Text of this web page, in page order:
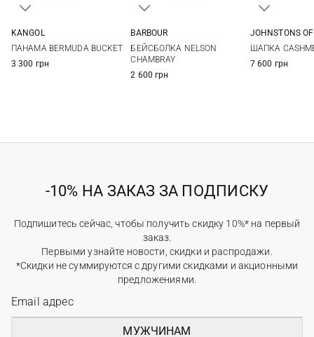
KANGOL
ПАНАМА BERMUDA BUCKET
3 300 грн
BARBOUR
БЕЙСБОЛКА NELSON
CHAMBRAY
2 600 грн
JOHNSTONS
ШАПКА
7 600 грн
-10% НА ЗАКАЗ ЗА ПОДПИСКУ
Подпишитесь сейчас, чтобы получить скидку 10%* на первый
заказ.
Первыми узнайте новости, скидки и распродажи.
*Скидки не суммируются с другими скидками и акционными
предложениями.
МУЖЧИНАМ